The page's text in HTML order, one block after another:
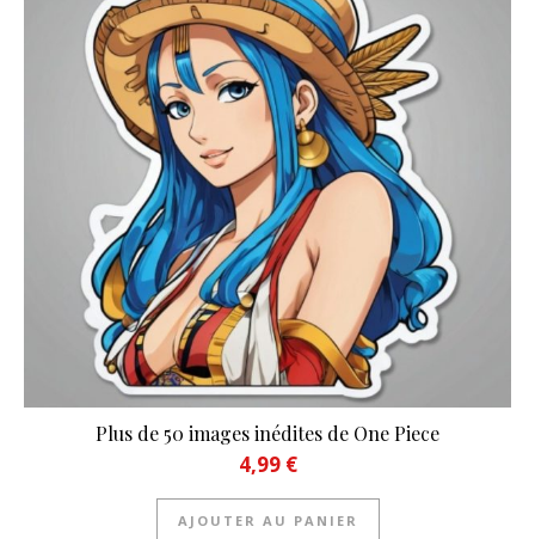
Plus de 50 images inédites de One Piece
4,99 €
AJOUTER AU PANIER